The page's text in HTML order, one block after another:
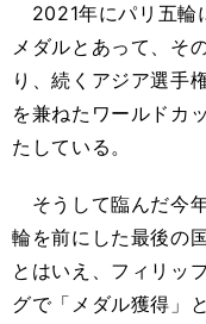
2021年にパリ五輪
メダルとあって、そ
り、続くアジア選手
を兼ねたワールドカ
たしている。
そうして臨んだ今
輪を前にした最後の
とはいえ、フィリッ
グで「メダル獲得」